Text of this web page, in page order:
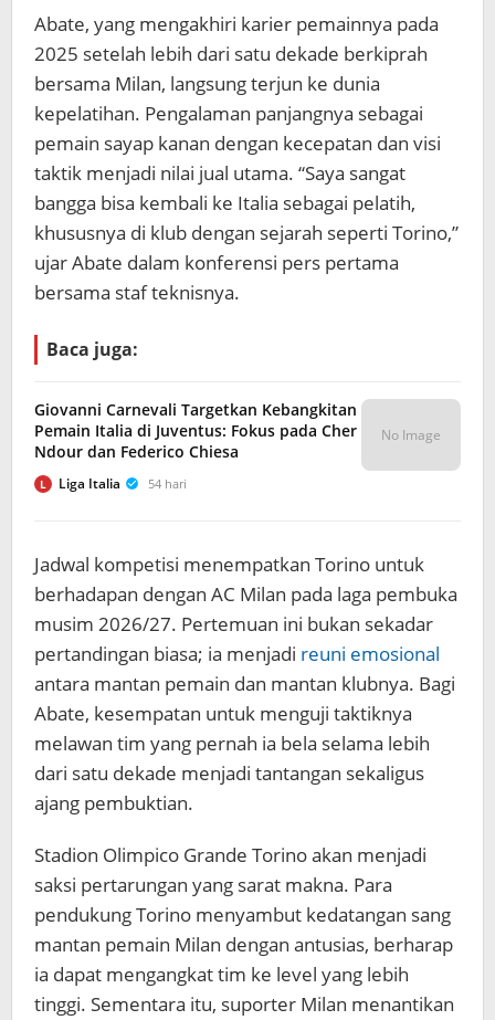
Abate, yang mengakhiri karier pemainnya pada
2025 setelah lebih dari satu dekade berkiprah
bersama Milan, langsung terjun ke dunia
kepelatihan. Pengalaman panjangnya sebagai
pemain sayap kanan dengan kecepatan dan visi
taktik menjadi nilai jual utama. “Saya sangat
bangga bisa kembali ke Italia sebagai pelatih,
khususnya di klub dengan sejarah seperti Torino,”
ujar Abate dalam konferensi pers pertama
bersama staf teknisnya.
Baca juga:
Giovanni Carnevali Targetkan Kebangkitan
Pemain Italia di Juventus: Fokus pada Cher
Ndour dan Federico Chiesa
L Liga Italia 54 hari
No Image
Jadwal kompetisi menempatkan Torino untuk
berhadapan dengan AC Milan pada laga pembuka
musim 2026/27. Pertemuan ini bukan sekadar
pertandingan biasa; ia menjadi reuni emosional
antara mantan pemain dan mantan klubnya. Bagi
Abate, kesempatan untuk menguji taktiknya
melawan tim yang pernah ia bela selama lebih
dari satu dekade menjadi tantangan sekaligus
ajang pembuktian.
Stadion Olimpico Grande Torino akan menjadi
saksi pertarungan yang sarat makna. Para
pendukung Torino menyambut kedatangan sang
mantan pemain Milan dengan antusias, berharap
ia dapat mengangkat tim ke level yang lebih
tinggi. Sementara itu, suporter Milan menantikan